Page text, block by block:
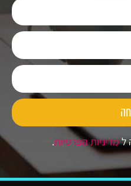
למדיניות הפרטיות.